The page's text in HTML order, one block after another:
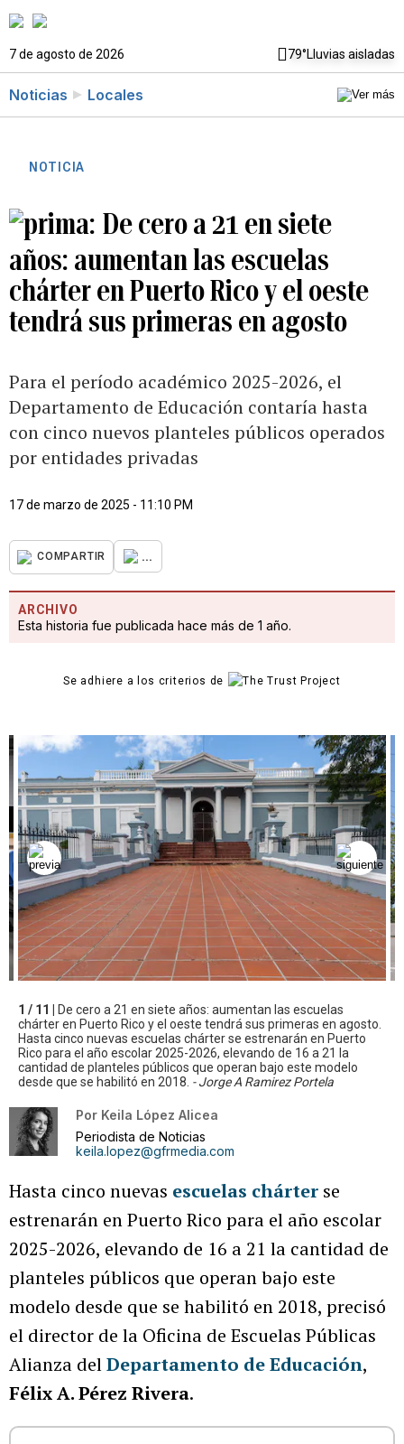
7 de agosto de 2026 79°Lluvias aisladas
Noticias Locales
NOTICIA
De cero a 21 en siete
años: aumentan las escuelas
chárter en Puerto Rico y el oeste
tendrá sus primeras en agosto
Para el período académico 2025-2026, el
Departamento de Educación contaría hasta
con cinco nuevos planteles públicos operados
por entidades privadas
17 de marzo de 2025 - 11:10 PM
COMPARTIR ...
ARCHIVO
Esta historia fue publicada hace más de 1 año.
Se adhiere a los criterios de
1 / 11 |
De cero a 21 en siete años: aumentan las escuelas
chárter en Puerto Rico y el oeste tendrá sus primeras en agosto.
Hasta cinco nuevas escuelas chárter se estrenarán en Puerto
Rico para el año escolar 2025-2026, elevando de 16 a 21 la
cantidad de planteles públicos que operan bajo este modelo
desde que se habilitó en 2018. - Jorge A Ramirez Portela
Por Keila López Alicea
Periodista de Noticias
keila.lopez@gfrmedia.com
Hasta cinco nuevas escuelas chárter se
estrenarán en Puerto Rico para el año escolar
2025-2026, elevando de 16 a 21 la cantidad de
planteles públicos que operan bajo este
modelo desde que se habilitó en 2018, precisó
el director de la Oficina de Escuelas Públicas
Alianza delDepartamento de Educación,
Félix A. Pérez Rivera.